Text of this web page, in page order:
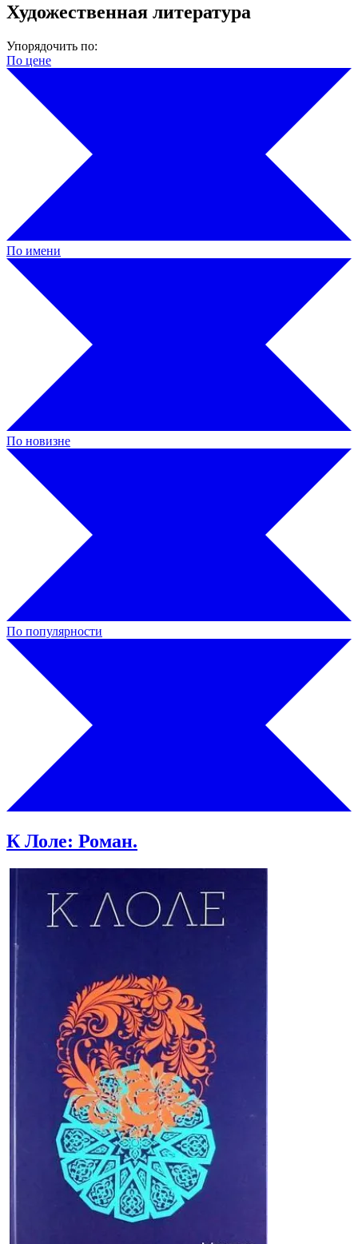
Художественная литература
Упорядочить по:
По цене
По имени
По новизне
По популярности
К Лоле: Роман.